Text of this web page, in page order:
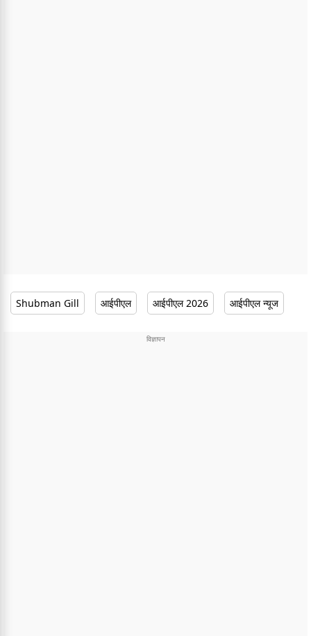
Shubman Gill आईपीएल आईपीएल 2026 आईपीएल न्यूज